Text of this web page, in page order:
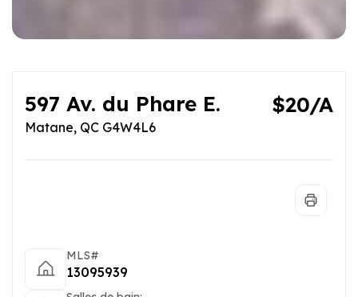
597 Av. du Phare E.
Matane, QC G4W4L6
$20/A
MLS#
13095939